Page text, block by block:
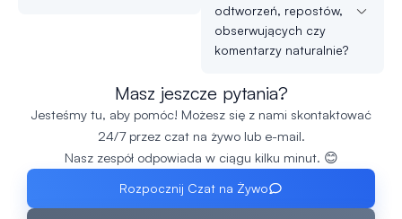
odtworzeń, repostów,
obserwujących czy
komentarzy naturalnie?
Masz jeszcze pytania?
Jesteśmy tu, aby pomóc! Możesz się z nami skontaktować
24/7 przez czat na żywo lub e-mail.
Nasz zespół odpowiada w ciągu kilku minut. 😊
Rozpocznij Czat na Żywo